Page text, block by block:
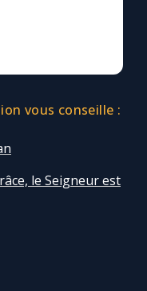
vous conseille :
le Seigneur est